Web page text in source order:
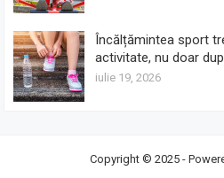
Încălțămintea sport
activitate, nu doar
iulie 19, 2026
Copyright © 2025 -